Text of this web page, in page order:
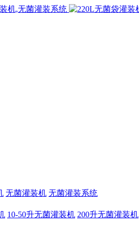
无菌灌装机 无菌灌装系统
10-50升无菌灌装机 200升无菌灌装机